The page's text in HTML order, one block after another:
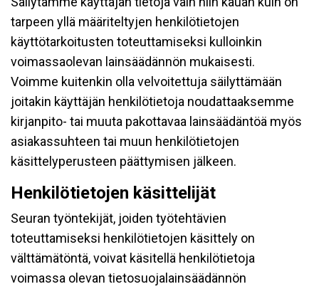
tarpeen yllä määriteltyjen henkilötietojen
käyttötarkoitusten toteuttamiseksi kulloinkin
voimassaolevan lainsäädännön mukaisesti.
Voimme kuitenkin olla velvoitettuja säilyttämään
joitakin käyttäjän henkilötietoja noudattaaksemme
kirjanpito- tai muuta pakottavaa lainsäädäntöä myös
asiakassuhteen tai muun henkilötietojen
käsittelyperusteen päättymisen jälkeen.
Henkilötietojen käsittelijät
Seuran työntekijät, joiden työtehtävien
toteuttamiseksi henkilötietojen käsittely on
välttämätöntä, voivat käsitellä henkilötietoja
voimassa olevan tietosuojalainsäädännön